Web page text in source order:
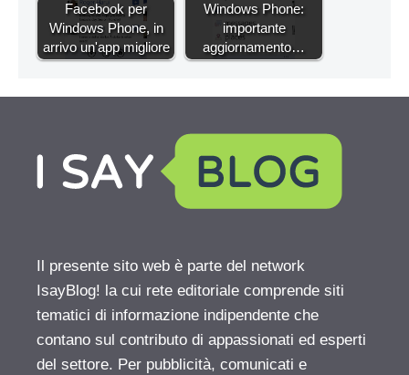
Facebook per
Windows Phone, in
arrivo un'app migliore
Windows Phone:
importante
aggiornamento…
Il presente sito web è parte del network
IsayBlog! la cui rete editoriale comprende siti
tematici di informazione indipendente che
contano sul contributo di appassionati ed esperti
del settore. Per pubblicità, comunicati e